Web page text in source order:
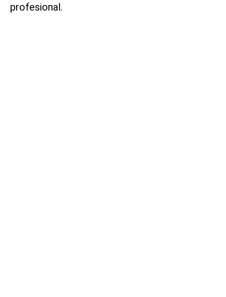
profesional.